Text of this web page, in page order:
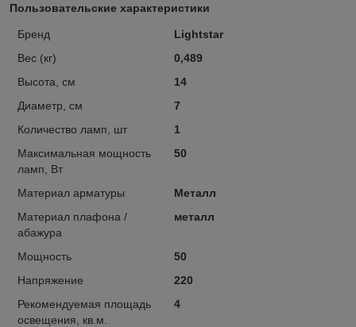
Пользовательские характеристики
Бренд
Lightstar
Вес (кг)
0,489
Высота, см
14
Диаметр, см
7
Количество ламп, шт
1
Максимальная мощность
ламп, Вт
50
Материал арматуры
Металл
Материал плафона /
абажура
металл
Мощность
50
Напряжение
220
Рекомендуемая площадь
освещения, кв.м.
4